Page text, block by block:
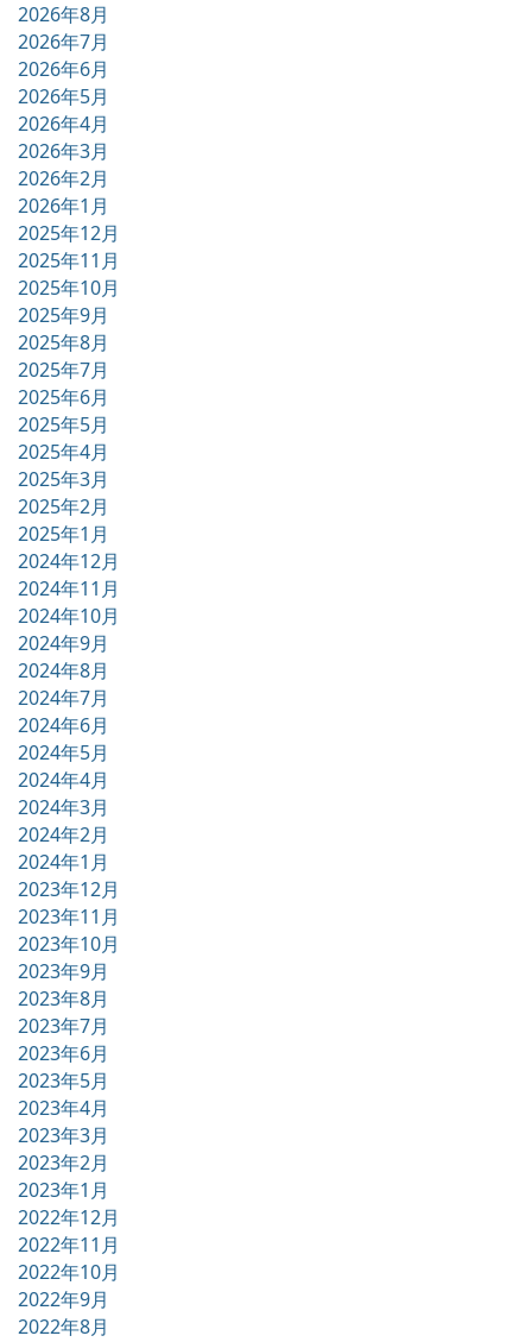
2026年8月
2026年7月
2026年6月
2026年5月
2026年4月
2026年3月
2026年2月
2026年1月
2025年12月
2025年11月
2025年10月
2025年9月
2025年8月
2025年7月
2025年6月
2025年5月
2025年4月
2025年3月
2025年2月
2025年1月
2024年12月
2024年11月
2024年10月
2024年9月
2024年8月
2024年7月
2024年6月
2024年5月
2024年4月
2024年3月
2024年2月
2024年1月
2023年12月
2023年11月
2023年10月
2023年9月
2023年8月
2023年7月
2023年6月
2023年5月
2023年4月
2023年3月
2023年2月
2023年1月
2022年12月
2022年11月
2022年10月
2022年9月
2022年8月